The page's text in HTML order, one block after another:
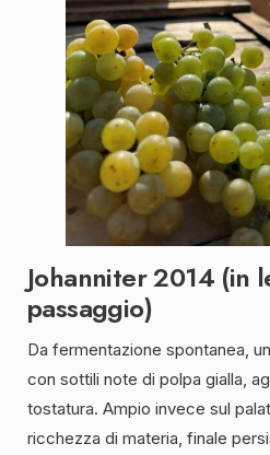
Johanniter 2014 (in
passaggio)
Da fermentazione spontanea,
con sottili note di polpa gialla,
tostatura. Ampio invece sul
ricchezza di materia, finale